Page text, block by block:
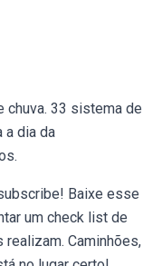
chuva. 33 sistema de
a dia da
Baixe esse
um check list de
Caminhões,